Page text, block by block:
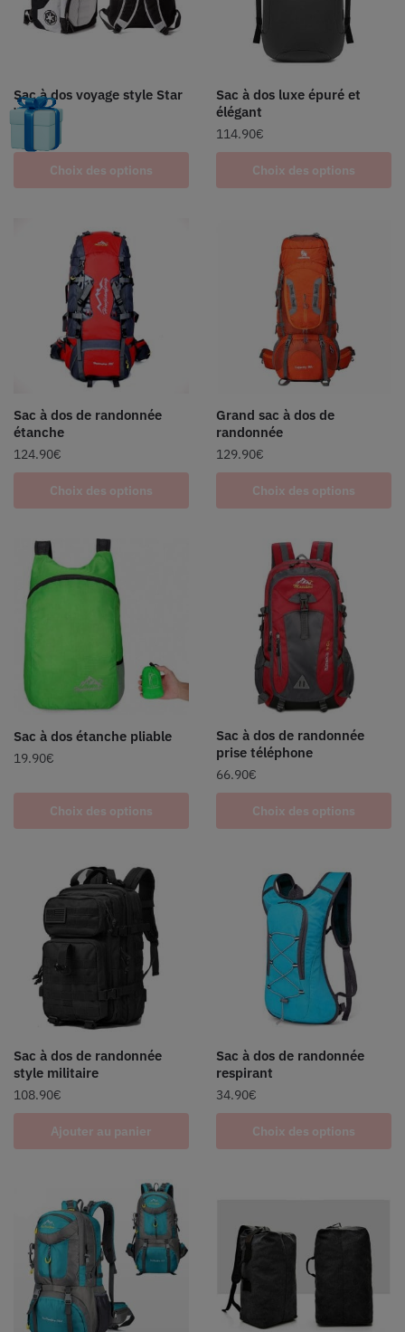
Sac à dos voyage style Star
Wars
Choix des options
Sac à dos luxe épuré et
élégant
114.90€
Choix des options
Sac à dos de randonnée
étanche
124.90€
Choix des options
Grand sac à dos de
randonnée
129.90€
Choix des options
Sac à dos étanche pliable
19.90€
Choix des options
Sac à dos de randonnée
prise téléphone
66.90€
Choix des options
Sac à dos de randonnée
style militaire
108.90€
Ajouter au panier
Sac à dos de randonnée
respirant
34.90€
Choix des options